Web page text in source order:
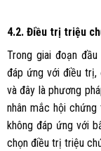
4.2. Điều trị triệu
Trong giai đoạn
đáp ứng với điều
và đây là phương
nhân mắc hội chứng
không đáp ứng với
chọn điều trị triệu